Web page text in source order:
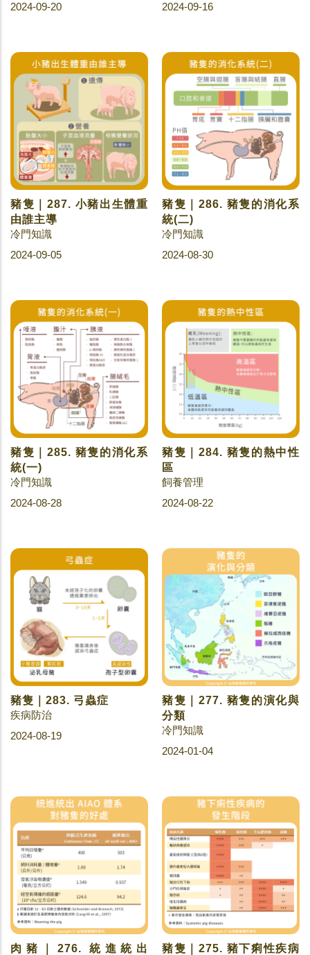
2024-09-20
2024-09-16
豬隻｜287. 小豬出生體重
由誰主導
冷門知識
2024-09-05
豬隻｜286. 豬隻的消化系
統(二)
冷門知識
2024-08-30
豬隻｜285. 豬隻的消化系
統(一)
冷門知識
2024-08-28
豬隻｜284. 豬隻的熱中性
區
飼養管理
2024-08-22
豬隻｜283. 弓蟲症
疾病防治
2024-08-19
豬隻｜277. 豬隻的演化與
分類
冷門知識
2024-01-04
肉豬｜276. 統進統出
豬隻｜275. 豬下痢性疾病